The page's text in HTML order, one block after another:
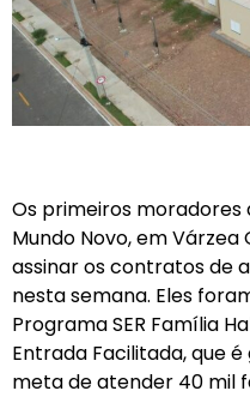
Os primeiros moradores
Mundo Novo, em
assinar os contratos de
nesta semana. Eles
Programa SER Família
Entrada Facilitada, que
meta de atender 40 mil